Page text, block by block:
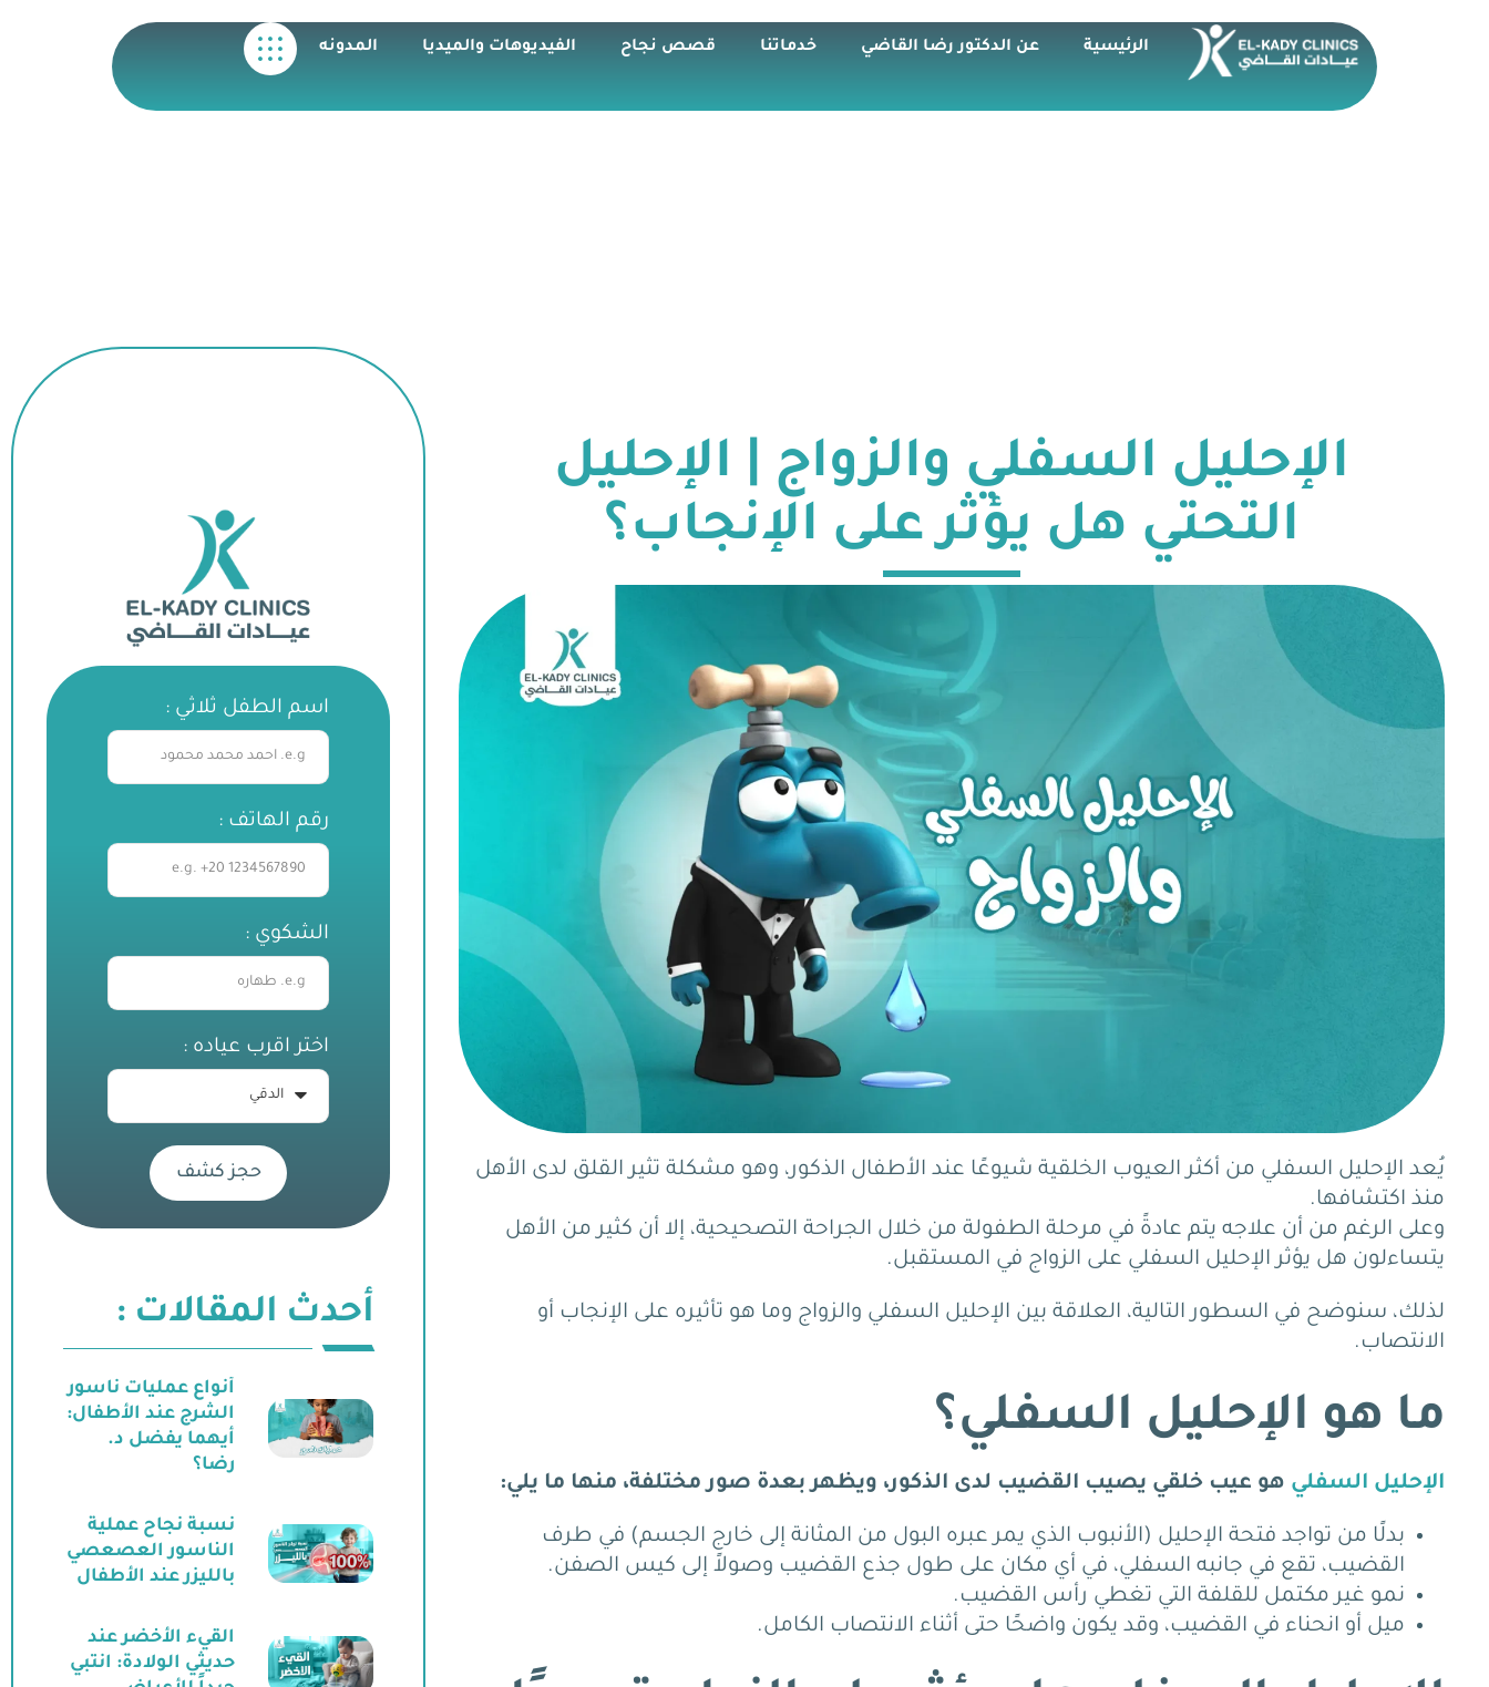
الرئيسية عن الدكتور رضا القاضي خدماتنا قصص نجاح الفيديوهات والميديا المدونه
الإحليل السفلي والزواج | الإحليل
التحتي هل يؤثر على الإنجاب؟
يُعد الإحليل السفلي من أكثر العيوب الخلقية شيوعًا عند الأطفال الذكور، وهو مشكلة تثير القلق لدى الأهل
منذ اكتشافها.
وعلى الرغم من أن علاجه يتم عادةً في مرحلة الطفولة من خلال الجراحة التصحيحية، إلا أن كثير من الأهل
يتساءلون هل يؤثر الإحليل السفلي على الزواج في المستقبل.
لذلك، سنوضح في السطور التالية، العلاقة بين الإحليل السفلي والزواج وما هو تأثيره على الإنجاب أو
الانتصاب.
ما هو الإحليل السفلي؟
الإحليل السفلي هو عيب خلقي يصيب القضيب لدى الذكور، ويظهر بعدة صور مختلفة، منها ما يلي:
بدلًا من تواجد فتحة الإحليل (الأنبوب الذي يمر عبره البول من المثانة إلى خارج الجسم) في طرف
القضيب، تقع في جانبه السفلي، في أي مكان على طول جذع القضيب وصولاً إلى كيس الصفن.
نمو غير مكتمل للقلفة التي تغطي رأس القضيب.
ميل أو انحناء في القضيب، وقد يكون واضحًا حتى أثناء الانتصاب الكامل.
اسم الطفل ثلاثي :
رقم الهاتف :
الشكوي :
اختر اقرب عياده :
حجز كشف
أحدث المقالات :
أنواع عمليات ناسور
الشرج عند الأطفال:
أيهما يفضل د.
رضا؟
نسبة نجاح عملية
الناسور العصعصي
بالليزر عند الأطفال
القيء الأخضر عند
حديثي الولادة: انتبي